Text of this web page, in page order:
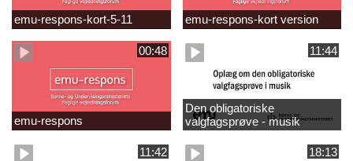
emu-respons-kort-5-11 emu-respons-kort version
00:48
emu-respons
11:44
Den obligatoriske
valgfagsprøve - musik
11:42 18:13